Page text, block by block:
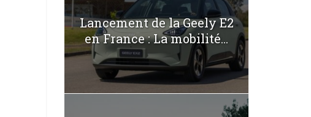
Lancement de la Geely E2
en France : La mobilité...